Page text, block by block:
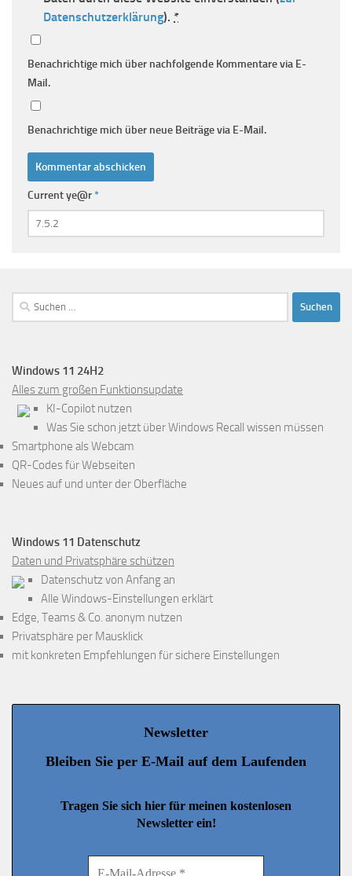
Datenschutzerklärung). *
Benachrichtige mich über nachfolgende Kommentare via E-
Mail.
Benachrichtige mich über neue Beiträge via E-Mail.
Current ye@r*
Suchen
nach:
Windows 11 24H2
Alles zum großen Funktionsupdate
KI-Copilot nutzen
Was Sie schon jetzt über Windows Recall wissen müssen
Smartphone als Webcam
QR-Codes für Webseiten
Neues auf und unter der Oberfläche
Windows 11 Datenschutz
Daten und Privatsphäre schützen
Datenschutz von Anfang an
Alle Windows-Einstellungen erklärt
Edge, Teams & Co. anonym nutzen
Privatsphäre per Mausklick
mit konkreten Empfehlungen für sichere Einstellungen
Newsletter
Bleiben Sie per E-Mail auf dem Laufenden
Tragen Sie sich hier für meinen kostenlosen
Newsletter ein!